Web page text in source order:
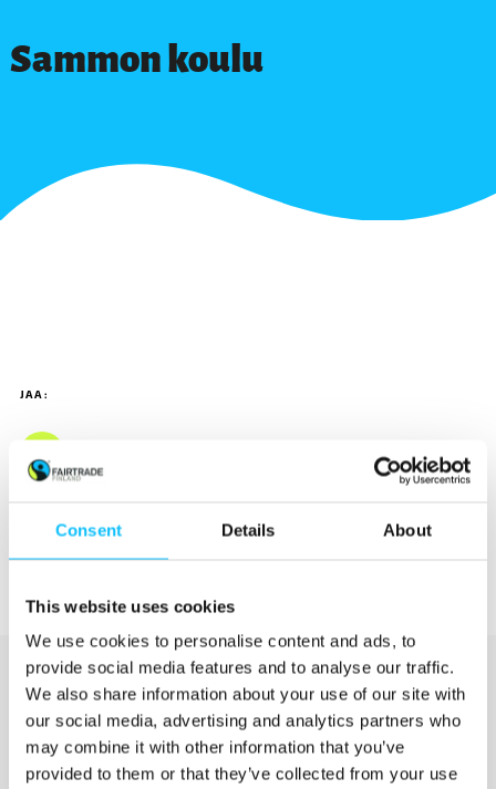
Consent Details About
This website uses cookies
We use cookies to personalise content and ads, to
provide social media features and to analyse our traffic.
We also share information about your use of our site with
our social media, advertising and analytics partners who
may combine it with other information that you’ve
provided to them or that they’ve collected from your use
Sammon koulu
JAA: